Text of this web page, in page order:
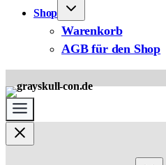
Shop
Warenkorb
AGB für den Shop